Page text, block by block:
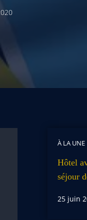
À LA UNE
Hôtel
séjour
25 juin